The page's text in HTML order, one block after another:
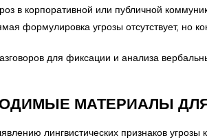
в корпоративной или публичной
формулировка угрозы отсутствует, но
для фиксации и анализа
МАТЕРИАЛЫ
лингвистических признаков